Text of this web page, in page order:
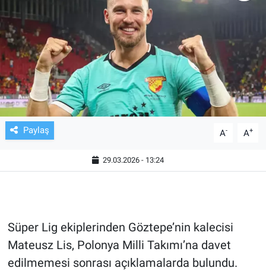
Paylaş A- A+
29.03.2026 - 13:24
Süper Lig ekiplerinden Göztepe’nin kalecisi
Mateusz Lis, Polonya Milli Takımı’na davet
edilmemesi sonrası açıklamalarda bulundu.
BASKETBOL
SAĞLIK
GENEL
KÜLTÜR SANAT
EĞİTİM
ÇEVRE